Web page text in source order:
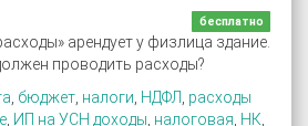
бесплатно
арендует у физлица здание.
проводить расходы?
бюджет налоги НДФЛ расходы
ИП на УСН доходы налоговая НК